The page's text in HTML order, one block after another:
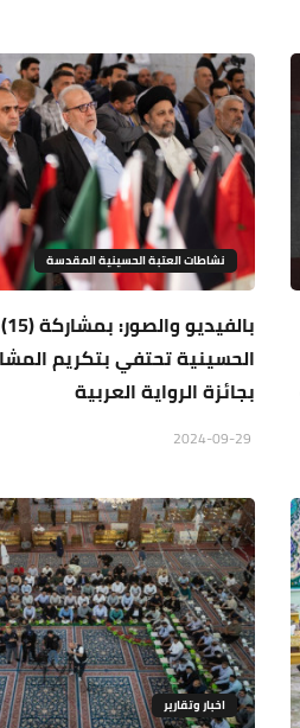
نشاطات العتبة الحسينية المقدسة
الحسينية تحتفي بتكريم
بجائزة الرواية العربية
اخبار وتقارير